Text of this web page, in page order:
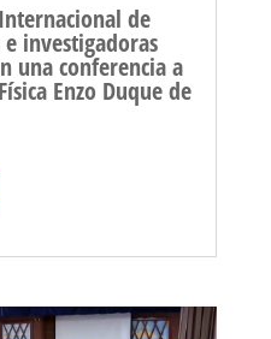
de
investigadoras
una conferencia a
Enzo Duque de